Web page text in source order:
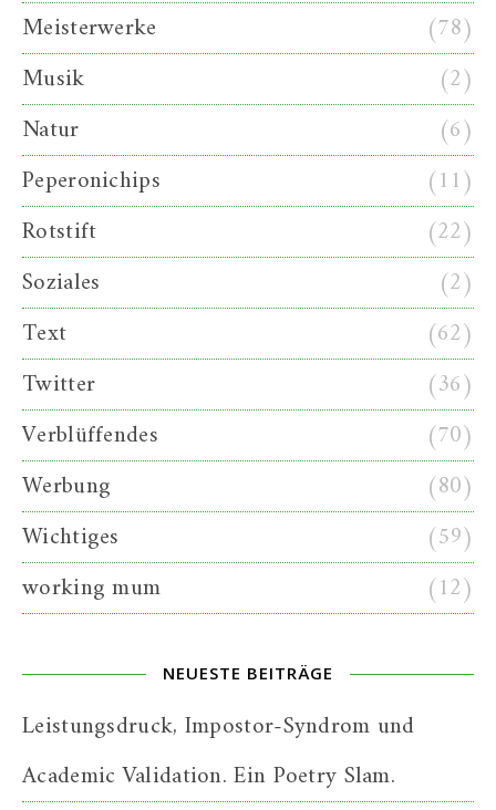
Meisterwerke
(78)
Musik
(2)
Natur
(6)
Peperonichips
(11)
Rotstift
(22)
Soziales
(2)
Text
(62)
Twitter
(36)
Verblüffendes
(70)
Werbung
(80)
Wichtiges
(59)
working mum
(12)
NEUESTE BEITRÄGE
Leistungsdruck, Impostor-Syndrom und
Academic Validation. Ein Poetry Slam.